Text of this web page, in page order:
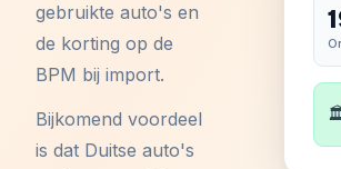
gebruikte auto's en
de korting op de
BPM bij import.
Bijkomend voordeel
is dat Duitse auto's